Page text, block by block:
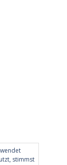
stimmst